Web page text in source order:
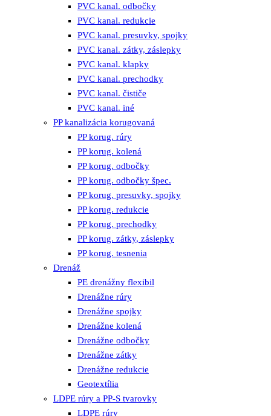
PVC kanal. odbočky
PVC kanal. redukcie
PVC kanal. presuvky, spojky
PVC kanal. zátky, záslepky
PVC kanal. klapky
PVC kanal. prechodky
PVC kanal. čističe
PVC kanal. iné
PP kanalizácia korugovaná
PP korug. rúry
PP korug. kolená
PP korug. odbočky
PP korug. odbočky špec.
PP korug. presuvky, spojky
PP korug. redukcie
PP korug. prechodky
PP korug. zátky, záslepky
PP korug. tesnenia
Drenáž
PE drenážny flexibil
Drenážne rúry
Drenážne spojky
Drenážne kolená
Drenážne odbočky
Drenážne zátky
Drenážne redukcie
Geotextília
LDPE rúry a PP-S tvarovky
LDPE rúry